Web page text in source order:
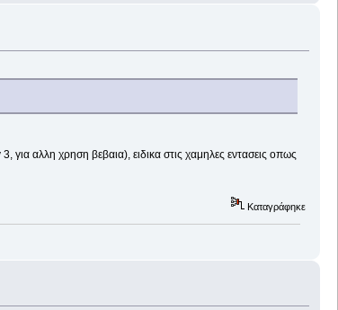
για αλλη χρηση βεβαια), ειδικα στις χαμηλες εντασεις οπως
Καταγράφηκε